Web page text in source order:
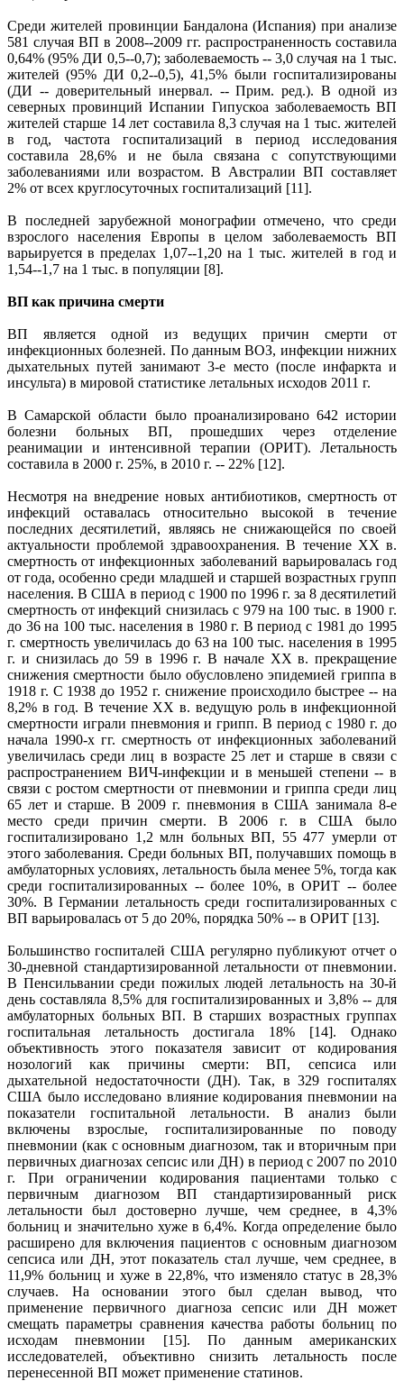
Среди жителей провинции Бандалона (Испания) при анализе
581 случая ВП в 2008--2009 гг. распространенность составила
0,64% (95% ДИ 0,5--0,7); заболеваемость -- 3,0 случая на 1 тыс.
жителей (95% ДИ 0,2--0,5), 41,5% были госпитализированы
(ДИ -- доверительный инервал. -- Прим. ред.). В одной из
северных провинций Испании Гипускоа заболеваемость ВП
жителей старше 14 лет составила 8,3 случая на 1 тыс. жителей
в год, частота госпитализаций в период исследования
составила 28,6% и не была связана с сопутствующими
заболеваниями или возрастом. В Австралии ВП составляет
2% от всех круглосуточных госпитализаций [11].
В последней зарубежной монографии отмечено, что среди
взрослого населения Европы в целом заболеваемость ВП
варьируется в пределах 1,07--1,20 на 1 тыс. жителей в год и
1,54--1,7 на 1 тыс. в популяции [8].
ВП как причина смерти
ВП является одной из ведущих причин смерти от
инфекционных болезней. По данным ВОЗ, инфекции нижних
дыхательных путей занимают 3-е место (после инфаркта и
инсульта) в мировой статистике летальных исходов 2011 г.
В Самарской области было проанализировано 642 истории
болезни больных ВП, прошедших через отделение
реанимации и интенсивной терапии (ОРИТ). Летальность
составила в 2000 г. 25%, в 2010 г. -- 22% [12].
Несмотря на внедрение новых антибиотиков, смертность от
инфекций оставалась относительно высокой в течение
последних десятилетий, являясь не снижающейся по своей
актуальности проблемой здравоохранения. В течение ХХ в.
смертность от инфекционных заболеваний варьировалась год
от года, особенно среди младшей и старшей возрастных групп
населения. В США в период с 1900 по 1996 г. за 8 десятилетий
смертность от инфекций снизилась с 979 на 100 тыс. в 1900 г.
до 36 на 100 тыс. населения в 1980 г. В период с 1981 до 1995
г. смертность увеличилась до 63 на 100 тыс. населения в 1995
г. и снизилась до 59 в 1996 г. В начале ХХ в. прекращение
снижения смертности было обусловлено эпидемией гриппа в
1918 г. С 1938 до 1952 г. снижение происходило быстрее -- на
8,2% в год. В течение ХХ в. ведущую роль в инфекционной
смертности играли пневмония и грипп. В период с 1980 г. до
начала 1990-х гг. смертность от инфекционных заболеваний
увеличилась среди лиц в возрасте 25 лет и старше в связи с
распространением ВИЧ-инфекции и в меньшей степени -- в
связи с ростом смертности от пневмонии и гриппа среди лиц
65 лет и старше. В 2009 г. пневмония в США занимала 8-е
место среди причин смерти. В 2006 г. в США было
госпитализировано 1,2 млн больных ВП, 55 477 умерли от
этого заболевания. Среди больных ВП, получавших помощь в
амбулаторных условиях, летальность была менее 5%, тогда как
среди госпитализированных -- более 10%, в ОРИТ -- более
30%. В Германии летальность среди госпитализированных с
ВП варьировалась от 5 до 20%, порядка 50% -- в ОРИТ [13].
Большинство госпиталей США регулярно публикуют отчет о
30-дневной стандартизированной летальности от пневмонии.
В Пенсильвании среди пожилых людей летальность на 30-й
день составляла 8,5% для госпитализированных и 3,8% -- для
амбулаторных больных ВП. В старших возрастных группах
госпитальная летальность достигала 18% [14]. Однако
объективность этого показателя зависит от кодирования
нозологий как причины смерти: ВП, сепсиса или
дыхательной недостаточности (ДН). Так, в 329 госпиталях
США было исследовано влияние кодирования пневмонии на
показатели госпитальной летальности. В анализ были
включены взрослые, госпитализированные по поводу
пневмонии (как с основным диагнозом, так и вторичным при
первичных диагнозах сепсис или ДН) в период с 2007 по 2010
г. При ограничении кодирования пациентами только с
первичным диагнозом ВП стандартизированный риск
летальности был достоверно лучше, чем среднее, в 4,3%
больниц и значительно хуже в 6,4%. Когда определение было
расширено для включения пациентов с основным диагнозом
сепсиса или ДН, этот показатель стал лучше, чем среднее, в
11,9% больниц и хуже в 22,8%, что изменяло статус в 28,3%
случаев. На основании этого был сделан вывод, что
применение первичного диагноза сепсис или ДН может
смещать параметры сравнения качества работы больниц по
исходам пневмонии [15]. По данным американских
исследователей, объективно снизить летальность после
перенесенной ВП может применение статинов.